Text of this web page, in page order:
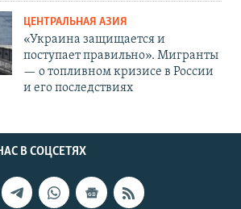
ЦЕНТРАЛЬНАЯ АЗИЯ
«Украина защищается и
поступает правильно». Мигранты
— о топливном кризисе в России
и его последствиях
В СОЦСЕТЯХ